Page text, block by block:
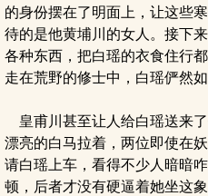
的身份摆在了明面上，让这些
待的是他黄埔川的女人。接下
各种东西，把白瑶的衣食住行
走在荒野的修士中，白瑶俨然
皇甫川甚至让人给白瑶送来
漂亮的白马拉着，两位即使在
请白瑶上车，看得不少人暗暗
顿，后者才没有硬逼着她坐这